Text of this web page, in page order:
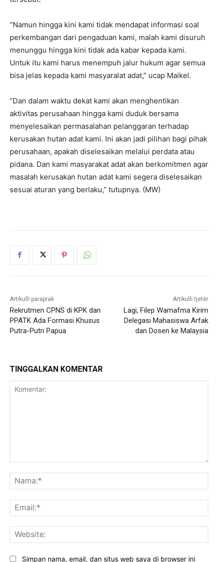
“Namun hingga kini kami tidak mendapat informasi soal
perkembangan dari pengaduan kami, malah kami disuruh
menunggu hingga kini tidak ada kabar kepada kami.
Untuk itu kami harus menempuh jalur hukum agar semua
bisa jelas kepada kami masyaralat adat,” ucap Maikel.
“Dan dalam waktu dekat kami akan menghentikan
aktivitas perusahaan hingga kami duduk bersama
menyelesaikan permasalahan pelanggaran terhadap
kerusakan hutan adat kami. Ini akan jadi pilihan bagi pihak
perusahaan, apakah diselesaikan melalui perdata atau
pidana. Dan kami masyarakat adat akan berkomitmen agar
masalah kerusakan hutan adat kami segera diselesaikan
sesuai aturan yang berlaku,” tutupnya. (MW)
Artikulli paraprak
Rekrutmen CPNS di KPK dan
PPATK Ada Formasi Khusus
Putra-Putri Papua
Artikulli tjetër
Lagi, Filep Wamafma Kirim
Delegasi Mahasiswa Arfak
dan Dosen ke Malaysia
TINGGALKAN KOMENTAR
Simpan nama, email, dan situs web saya di browser ini